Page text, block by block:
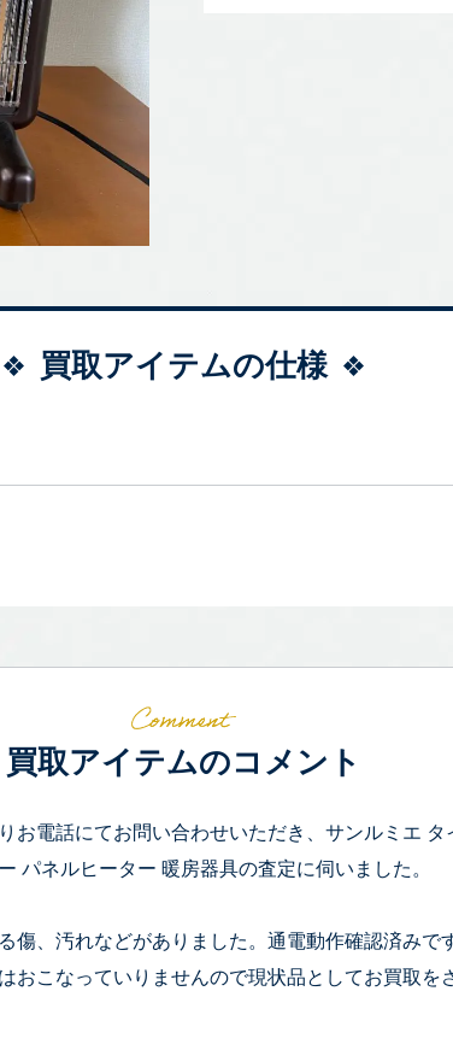
買取アイテムの仕様
買取アイテムのコメント
お電話にてお問い合わせいただき、サンルミエ
パネルヒーター 暖房器具の査定に伺いました。
傷、汚れなどがありました。通電動作確認済みで
おこなっていりませんので現状品としてお買取を